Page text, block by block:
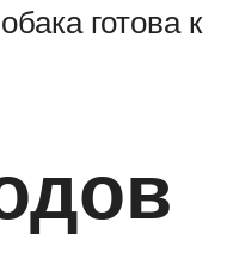
готова к